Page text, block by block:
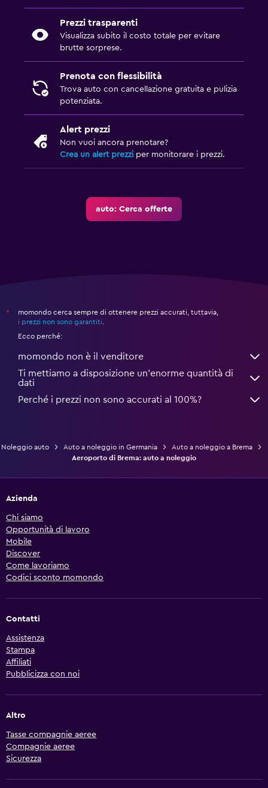
Prezzi trasparenti
Visualizza subito il costo totale per evitare
brutte sorprese.
Prenota con flessibilità
Trova auto con cancellazione gratuita e pulizia
potenziata.
Alert prezzi
Non vuoi ancora prenotare?
Crea un alert prezzi per monitorare i prezzi.
auto: Cerca offerte
*
momondo cerca sempre di ottenere prezzi accurati, tuttavia,
i prezzi non sono garantiti.
Ecco perché:
momondo non è il venditore
Ti mettiamo a disposizione un’enorme quantità di
dati
Perché i prezzi non sono accurati al 100%?
Noleggio auto Auto a noleggio in Germania
Auto a noleggio a Brema
Aeroporto di Brema: auto a noleggio
Azienda
Chi siamo
Opportunità di lavoro
Mobile
Discover
Come lavoriamo
Codici sconto momondo
Contatti
Assistenza
Stampa
Affiliati
Pubblicizza con noi
Altro
Tasse compagnie aeree
Compagnie aeree
Sicurezza